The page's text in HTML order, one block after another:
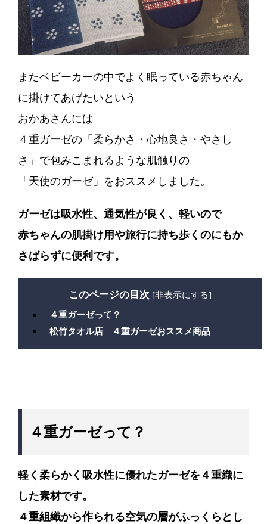
またベビーカーの中でよく眠っている赤ちゃん
に掛けてあげたいという
おかあさんには
４重ガーゼの「柔らかさ・心地良さ・やさし
さ」で包みこまれるような肌触りの
「天使のガーゼ」をおススメしました。
ガーゼは吸水性、通気性が良く、軽いので
赤ちゃんの肌掛け用や旅行に持ち歩くのにもか
さばらずに便利です。
このページの目次 [非表示にする]
４重ガーゼって？
松竹タオル店 ４重ガーゼおススメ商品
４重ガーゼって？
軽く柔らかく吸水性に優れたガーゼを４重織に
した素材です。
４重組織から作られる空気の層がふっくらとし